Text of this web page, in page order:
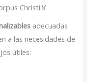
Christi🏅
adecuadas
a las necesidades de
útiles: